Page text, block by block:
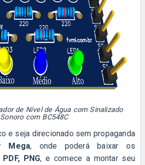
de Nível de Água com Sinalizado
Sonoro com BC548C
e seja direcionado sem propaganda
Mega, onde poderá baixar os
PDF, PNG, e comece a montar seu